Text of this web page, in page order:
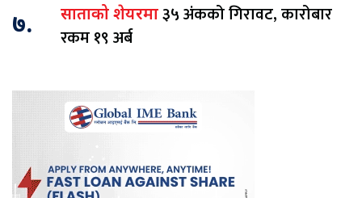
७. साताको शेयरमा३५ अंकको गिरावट, कारोबार
रकम १९ अर्ब